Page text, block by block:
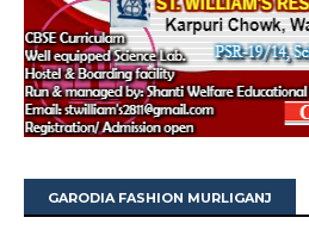
GARODIA FASHION MURLIGANJ